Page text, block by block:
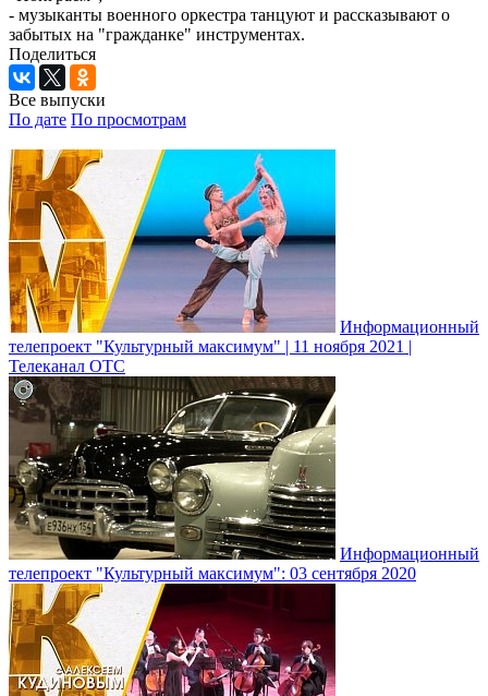
- музыканты военного оркестра танцуют и рассказывают о
забытых на "гражданке" инструментах.
Поделиться
Все выпуски
По дате По просмотрам
Информационный
телепроект "Культурный максимум" | 11 ноября 2021 |
Телеканал ОТС
Информационный
телепроект "Культурный максимум": 03 сентября 2020